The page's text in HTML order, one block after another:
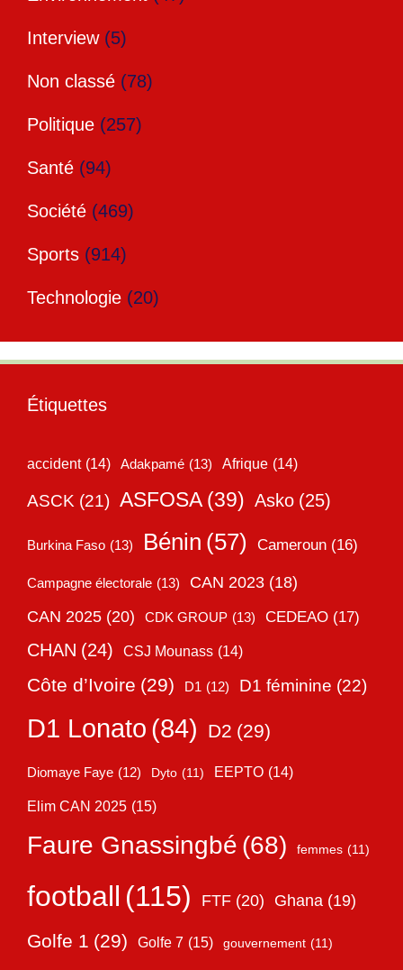
Interview(5)
Non classé (78)
Politique (257)
Santé (94)
Société (469)
Sports (914)
Technologie (20)
Étiquettes
accident (14) Adakpamé (13) Afrique (14)
ASCK (21) ASFOSA (39) Asko (25)
Burkina Faso (13) Bénin (57) Cameroun (16)
Campagne électorale (13) CAN 2023 (18)
CAN 2025 (20) CDK GROUP (13) CEDEAO (17)
CHAN (24) CSJ Mounass (14)
Côte d’Ivoire (29) D1 (12) D1 féminine (22)
D1 Lonato (84) D2 (29)
Diomaye Faye (12) Dyto (11) EEPTO (14)
Elim CAN 2025 (15)
Faure Gnassingbé (68) femmes (11)
football (115) FTF (20) Ghana (19)
Golfe 1 (29) Golfe 7 (15) gouvernement (11)